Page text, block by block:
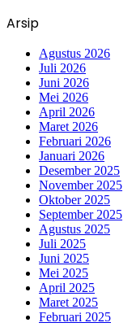
Arsip
Agustus 2026
Juli 2026
Juni 2026
Mei 2026
April 2026
Maret 2026
Februari 2026
Januari 2026
Desember 2025
November 2025
Oktober 2025
September 2025
Agustus 2025
Juli 2025
Juni 2025
Mei 2025
April 2025
Maret 2025
Februari 2025